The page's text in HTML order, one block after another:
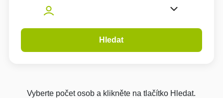
Hledat
Vyberte počet osob a klikněte na tlačítko Hledat.